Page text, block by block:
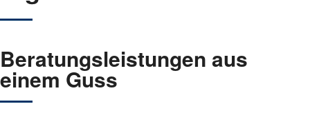
Bera­tungs­leis­tun­gen aus
einem Guss